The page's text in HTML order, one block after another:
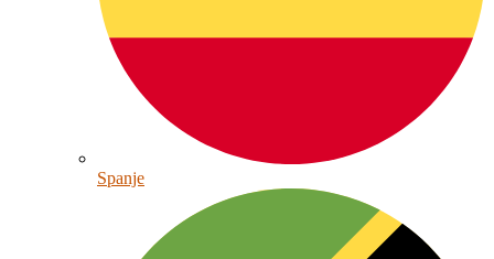
Spanje